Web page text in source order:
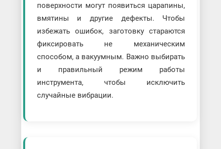
поверхности могут появиться царапины,
вмятины и другие дефекты. Чтобы
избежать ошибок, заготовку стараются
фиксировать не механическим
способом, а вакуумным. Важно выбирать
и правильный режим работы
инструмента, чтобы исключить
случайные вибрации.